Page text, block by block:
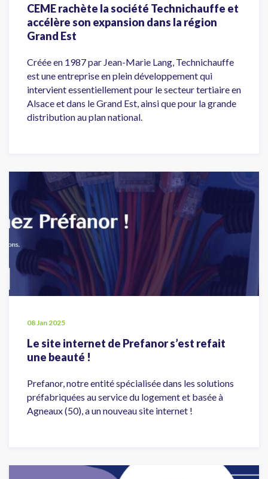
CEME rachète la société Technichauffe et
accélère son expansion dans la région
Grand Est
Créée en 1987 par Jean-Marie Lang, Technichauffe
est une entreprise en plein développement qui
intervient essentiellement pour le secteur tertiaire en
Alsace et dans le Grand Est, ainsi que pour la grande
distribution au plan national.
08 Jan 2025
Le site internet de Prefanor s’est refait
une beauté !
Prefanor, notre entité spécialisée dans les solutions
préfabriquées au service du logement et basée à
Agneaux (50), a un nouveau site internet !